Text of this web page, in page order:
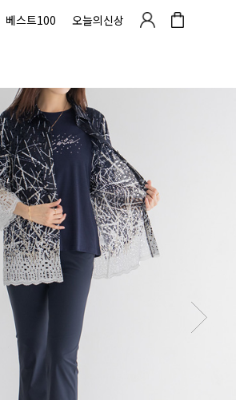
베스트100 오늘의신상